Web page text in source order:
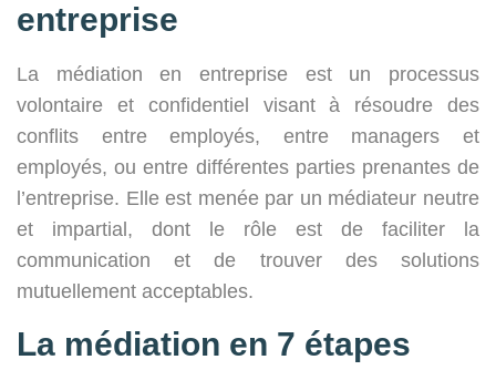
entreprise
La médiation en entreprise est un processus
volontaire et confidentiel visant à résoudre des
conflits entre employés, entre managers et
employés, ou entre différentes parties prenantes de
l’entreprise. Elle est menée par un médiateur neutre
et impartial, dont le rôle est de faciliter la
communication et de trouver des solutions
mutuellement acceptables.
La médiation en 7 étapes